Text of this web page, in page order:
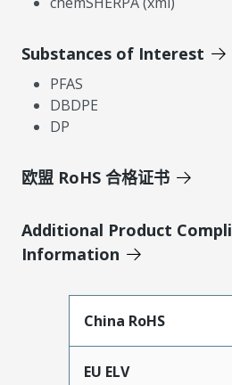
Substances of Interest
PFAS
DBDPE
DP
欧盟 RoHS 合格证书
Additional Product
Information
China RoHS
EU ELV